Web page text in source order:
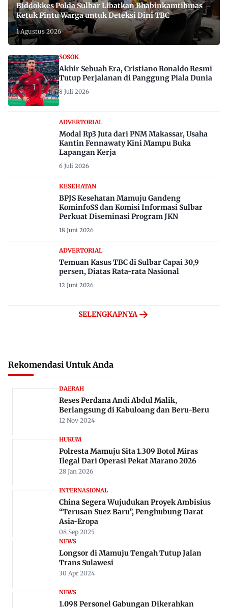
Biddokkes Polda Sulbar Libatkan Bhabinkamtibmas
Ketuk Pintu Warga untuk Deteksi Dini TBC
1 Agustus 2026
SOSOK
Akhir Sebuah Era, Cristiano Ronaldo Resmi
Tutup Perjalanan di Panggung Piala Dunia
8 Juli 2026
ADVERTORIAL
Modal Rp3 Juta dari PNM Makassar, Usaha
Kantin Fennawaty Kini Mampu Buka
Lapangan Kerja
6 Juli 2026
KESEHATAN
BPJS Kesehatan Mamuju Gandeng
KominfoSS dan Komisi Informasi Sulbar
Perkuat Diseminasi Program JKN
18 Juni 2026
ADVERTORIAL
Temuan Kasus TBC di Sulbar Capai 30,9
persen, Diatas Rata-rata Nasional
12 Juni 2026
SELENGKAPNYA
Rekomendasi Untuk Anda
DAERAH
Reses Perdana Andi Abdul Malik,
Berlangsung di Kabuloang dan Beru-Beru
12 Nov 2024
HUKUM
Polresta Mamuju Sita 1.309 Botol Miras
Ilegal Dari Operasi Pekat Marano 2026
28 Jan 2026
INTERNASIONAL
China Segera Wujudukan Proyek Ambisius
“Terusan Suez Baru”, Penghubung Darat
Asia-Eropa
08 Sep 2025
NEWS
Longsor di Mamuju Tengah Tutup Jalan
Trans Sulawesi
30 Apr 2024
NEWS
1.098 Personel Gabungan Dikerahkan